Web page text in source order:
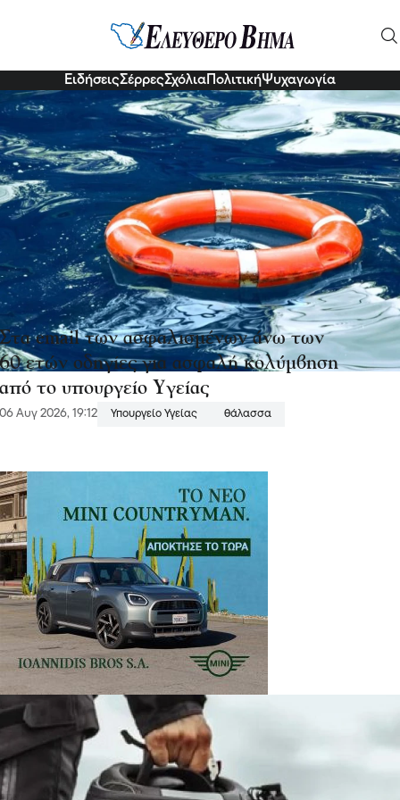
ΕιδήσειςΣέρρεςΣχόλια ΠολιτικήΨυχαγωγία
Στα email των ασφαλισμένων άνω των
60 ετών οδηγίες για ασφαλή κολύμβηση
από το υπουργείο Υγείας
06 Αυγ 2026, 19:12 Υπουργείο Υγείας θάλασσα